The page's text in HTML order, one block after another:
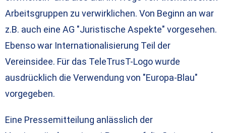
Arbeitsgruppen zu verwirklichen. Von Beginn an war
z.B. auch eine AG "Juristische Aspekte" vorgesehen.
Ebenso war Internationalisierung Teil der
Vereinsidee. Für das TeleTrusT-Logo wurde
ausdrücklich die Verwendung von "Europa-Blau"
vorgegeben.
Eine Pressemitteilung anlässlich der